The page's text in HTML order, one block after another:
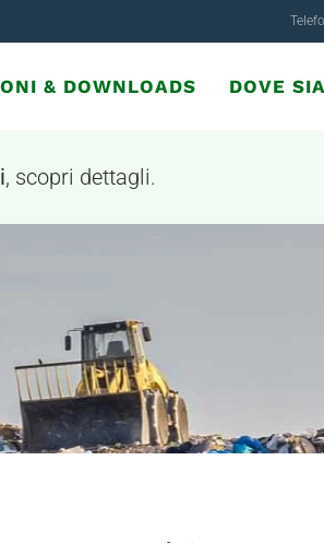
& DOWNLOADS DOVE
, scopri dettagli.